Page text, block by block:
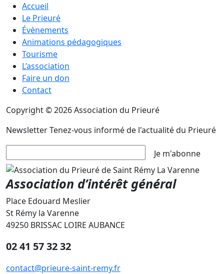
Accueil
Le Prieuré
Évènements
Animations pédagogiques
Tourisme
L’association
Faire un don
Contact
Copyright © 2026 Association du Prieuré
NewsletterTenez-vous informé de l'actualité du Prieuré
Je m'abonne
Association d’intérêt général
Place Edouard Meslier
St Rémy la Varenne
49250 BRISSAC LOIRE AUBANCE
02 41 57 32 32
contact@prieure-saint-remy.fr